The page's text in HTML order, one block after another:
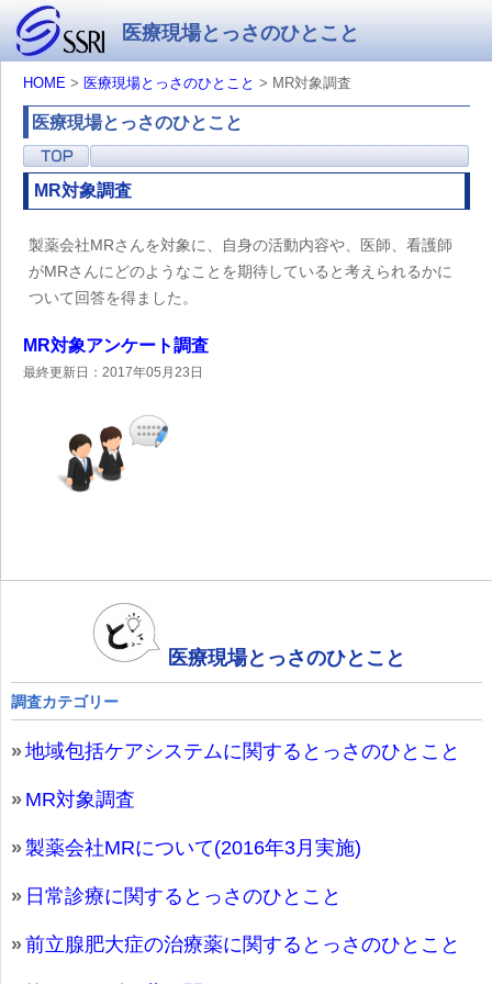
医療現場とっさのひとこと
HOME > 医療現場とっさのひとこと > MR対象調査
医療現場とっさのひとこと
MR対象調査
製薬会社MRさんを対象に、自身の活動内容や、医師、看護師
がMRさんにどのようなことを期待していると考えられるかに
ついて回答を得ました。
MR対象アンケート調査
最終更新日：2017年05月23日
医療現場とっさのひとこと
調査カテゴリー
地域包括ケアシステムに関するとっさのひとこと
MR対象調査
製薬会社MRについて(2016年3月実施)
日常診療に関するとっさのひとこと
前立腺肥大症の治療薬に関するとっさのひとこと